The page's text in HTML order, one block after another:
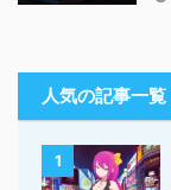
人気の記事一覧
1